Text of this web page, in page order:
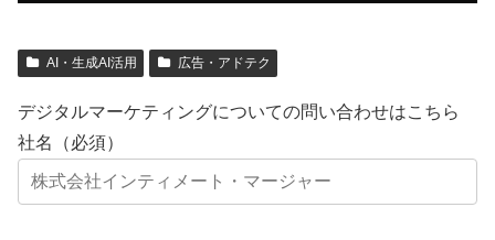
AI・生成AI活用 広告・アドテク
デジタルマーケティングについての問い合わせはこちら
社名（必須）